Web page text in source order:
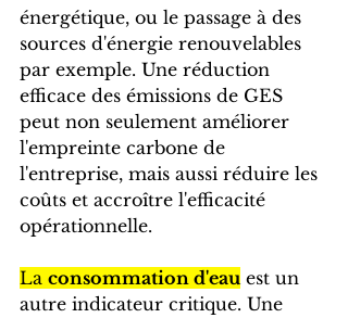
énergétique, ou le passage à des
sources d'énergie renouvelables
par exemple. Une réduction
efficace des émissions de GES
peut non seulement améliorer
l'empreinte carbone de
l'entreprise, mais aussi réduire les
coûts et accroître l'efficacité
opérationnelle.
La consommation d'eau est un
autre indicateur critique. Une